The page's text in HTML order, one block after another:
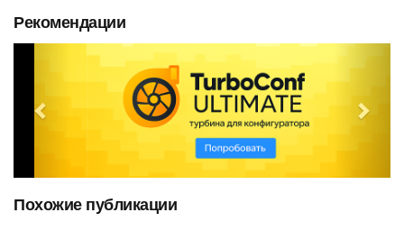
Рекомендации
e
o
u
x
Похожие публикации